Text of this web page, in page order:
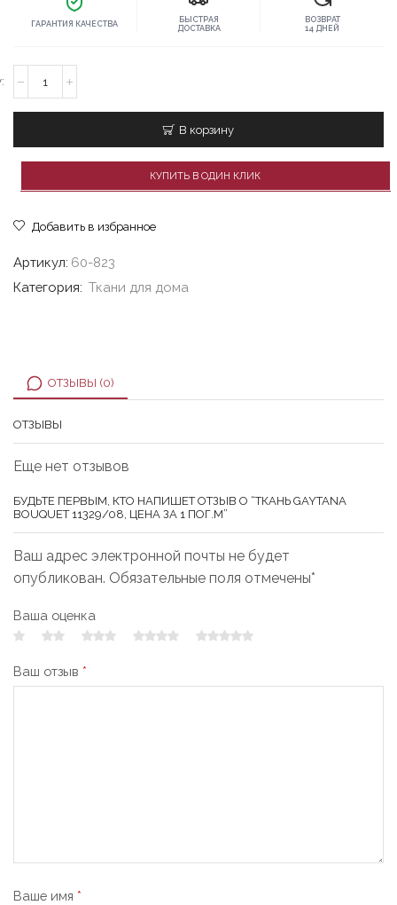
ГАРАНТИЯ КАЧЕСТВА
БЫСТРАЯ
ДОСТАВКА
ВОЗВРАТ
14 ДНЕЙ
товара
11329/08,
В корзину
КУПИТЬ В ОДИН КЛИК
Добавить в избранное
Артикул: 60-823
Категория: Ткани для дома
ОТЗЫВЫ (0)
ОТЗЫВЫ
Еще нет отзывов
БУДЬТЕ ПЕРВЫМ, КТО НАПИШЕТ ОТЗЫВ О “ТКАНЬ GAYTANA
BOUQUET 11329/08, ЦЕНА ЗА 1 ПОГ.М”
Ваш адрес электронной почты не будет
опубликован. Обязательные поля отмечены*
Ваша оценка
Ваш отзыв *
Ваше имя *